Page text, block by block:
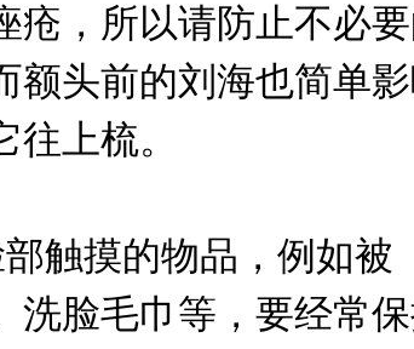
疮，所以请防止不必
额头前的刘海也简单
上梳。
摸的物品，例如被
洗脸毛巾等，要经常